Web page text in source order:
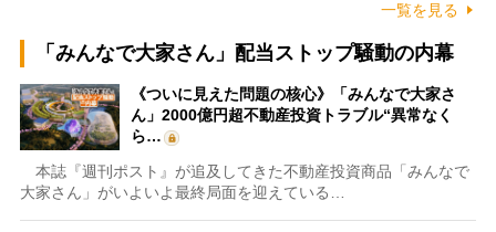
一覧を見る
「みんなで大家さん」配当ストップ騒動の内幕
《ついに見えた問題の核心》「みんなで大家さ
ん」2000億円超不動産投資トラブル“異常なく
ら…
本誌『週刊ポスト』が追及してきた不動産投資商品「みんなで
大家さん」がいよいよ最終局面を迎えている…